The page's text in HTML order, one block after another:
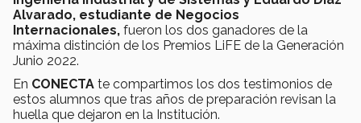
Alvarado, estudiante de Negocios
Internacionales, fueron los dos ganadores de la
máxima distinción de los Premios LiFE de la Generación
Junio 2022.
En CONECTA te compartimos los dos testimonios de
estos alumnos que tras años de preparación revisan la
huella que dejaron en la Institución.